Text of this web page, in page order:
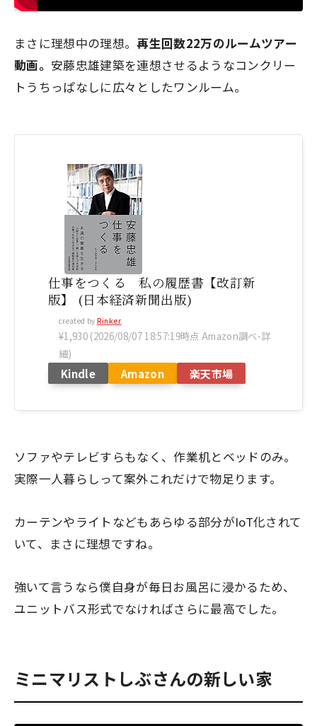
まさに理想中の理想。再生回数22万のルームツアー
動画。 安藤忠雄建築を連想させるようなコンクリー
トうちっぱなしに広々としたワンルーム。
仕事をつくる 私の履歴書【改訂新
版】 (日本経済新聞出版)
created by Rinker
¥1,930 (2026/08/07 18:57:19時点 Amazon調べ-詳
細)
Kindle Amazon 楽天市場
ソファやテレビすらもなく、作業机とベッドのみ。
実際一人暮らしって案外これだけで物足ります。
カーテンやライトなどもあらゆる部分がIoT化されて
いて、まさに理想ですね。
強いて言うなら僕自身が毎日お風呂に浸かるため、
ユニットバス形式でなければさらに最高でした。
ミニマリストしぶさんの新しい家